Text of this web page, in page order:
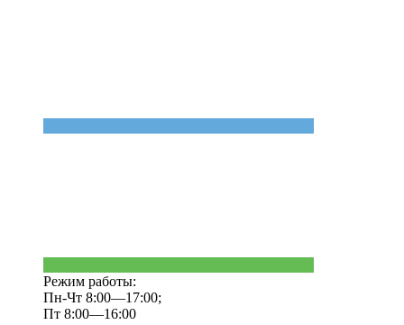
Режим работы:
Пн-Чт 8:00—17:00;
Пт 8:00—16:00